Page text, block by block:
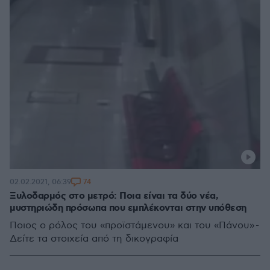
Ξυλοδαρμός στο μετρό: Ποια είναι τα δύο νέα,
μυστηριώδη πρόσωπα που εμπλέκονται στην υπόθεση
Ποιος ο ρόλος του «προϊστάμενου» και του «Πάνου» -
Δείτε τα στοιχεία από τη δικογραφία
02.02.2021, 06:39 74